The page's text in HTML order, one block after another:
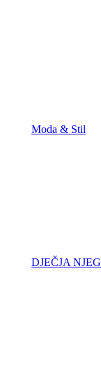
Moda & Stil
DJEČJA